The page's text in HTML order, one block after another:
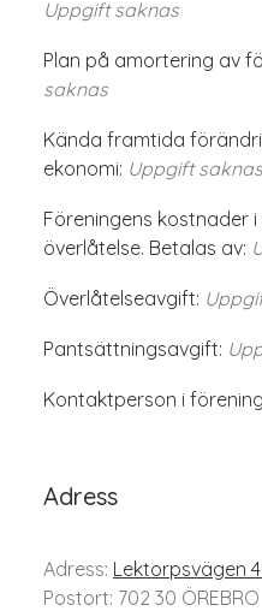
Uppgift saknas
Plan på amortering av
saknas
Kända framtida
ekonomi: Uppgift saknas
Föreningens kostnader
överlåtelse. Betalas av:
Överlåtelseavgift:
Pantsättningsavgift:
Kontaktperson i
Adress
Adress: Lektorpsvägen
Postort: 702 30 ÖREBRO